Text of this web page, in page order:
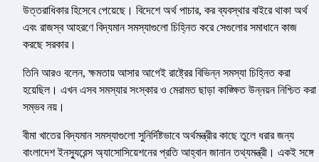
উত্তরাধিকার হিসেবে পেয়েছে। বিদেশে অর্থ পাচার, কর ব্যবস্থার বাইরে থাকা অর্থ
এবং রাজস্ব আহরণে বিদ্যমান সমস্যাগুলো চিহ্নিত করে সেগুলোর সমাধানে কাজ
করছে সরকার।
তিনি আরও বলেন, ক্ষমতায় আসার আগেই রাষ্ট্রের বিভিন্ন সমস্যা চিহ্নিত করা
হয়েছিল। এখন এসব সমস্যার সংস্কার ও মেরামত ছাড়া কাঙ্ক্ষিত উন্নয়ন নিশ্চিত করা
সম্ভব নয়।
বীমা খাতের বিদ্যমান সমস্যাগুলো সুনির্দিষ্টভাবে অর্থমন্ত্রীর কাছে তুলে ধরার জন্য
বাংলাদেশ ইনস্যুরেন্স অ্যাসোসিয়েশনের প্রতি আহ্বান জানান তথ্যমন্ত্রী। একই সঙ্গে